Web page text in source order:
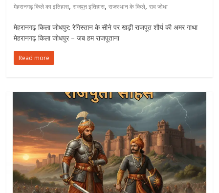
मेहरानगढ़ किले का इतिहास,राजपूत इतिहास,राजस्थान के किले,राव जोधा
मेहरानगढ़ किला जोधपुर: रेगिस्तान के सीने पर खड़ी राजपूत शौर्य की अमर गाथा
मेहरानगढ़ किला जोधपुर – जब हम राजपूताना
Read more